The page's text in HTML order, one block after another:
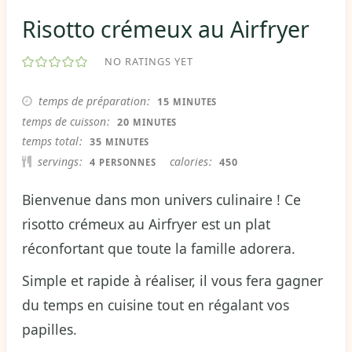
Risotto crémeux au Airfryer
NO RATINGS YET
temps de préparation 15 MINUTES
MINUTES
temps de cuisson 20 MINUTES
MINUTES
temps total 35 MINUTES
MINUTES
servings 4 PERSONNES calories 450
Bienvenue dans mon univers culinaire ! Ce
risotto crémeux au Airfryer est un plat
réconfortant que toute la famille adorera.
Simple et rapide à réaliser, il vous fera gagner
du temps en cuisine tout en régalant vos
papilles.